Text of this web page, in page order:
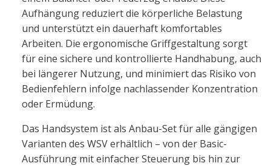
Aufhängung reduziert die körperliche Belastung
und unterstützt ein dauerhaft komfortables
Arbeiten. Die ergonomische Griffgestaltung sorgt
für eine sichere und kontrollierte Handhabung, auch
bei längerer Nutzung, und minimiert das Risiko von
Bedienfehlern infolge nachlassender Konzentration
oder Ermüdung.
Das Handsystem ist als Anbau-Set für alle gängigen
Varianten des WSV erhältlich – von der Basic-
Ausführung mit einfacher Steuerung bis hin zur